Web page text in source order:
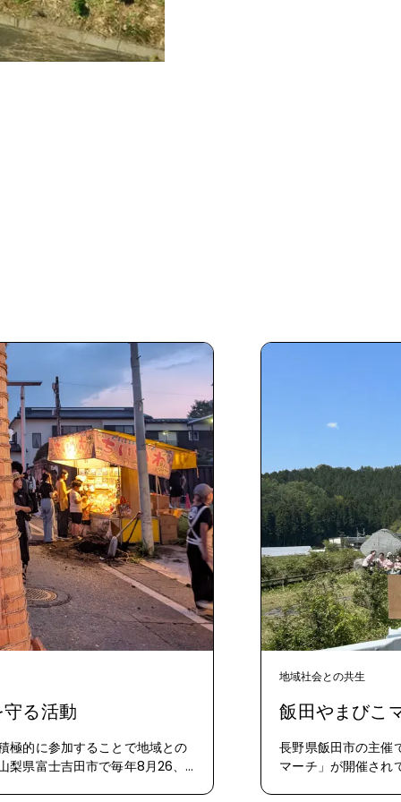
る活動
極的に参加することで地域との
梨県富士吉田市で毎年8月26、
地域社会との共生
飯田やまびこ
長野県飯田市の主催
マーチ」が開催され